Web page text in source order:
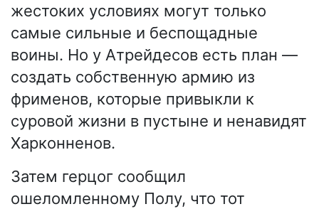
жестоких условиях могут только
самые сильные и беспощадные
воины. Но у Атрейдесов есть план —
создать собственную армию из
фрименов, которые привыкли к
суровой жизни в пустыне и ненавидят
Харконненов.
Затем герцог сообщил
ошеломленному Полу, что тот